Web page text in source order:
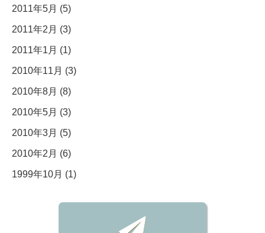
2011年5月 (5)
2011年2月 (3)
2011年1月 (1)
2010年11月 (3)
2010年8月 (8)
2010年5月 (3)
2010年3月 (5)
2010年2月 (6)
1999年10月 (1)